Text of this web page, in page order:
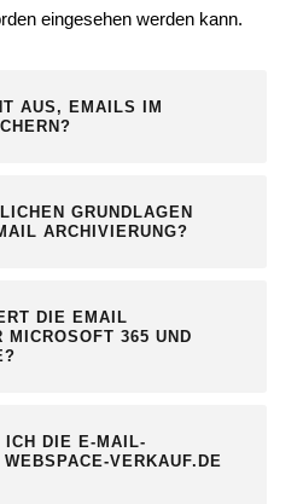
eingesehen werden kann.
AUS, EMAILS IM
GRUNDLAGEN
ARCHIVIERUNG?
DIE EMAIL
MICROSOFT 365 UND
ICH DIE E-MAIL-
VERKAUF.DE